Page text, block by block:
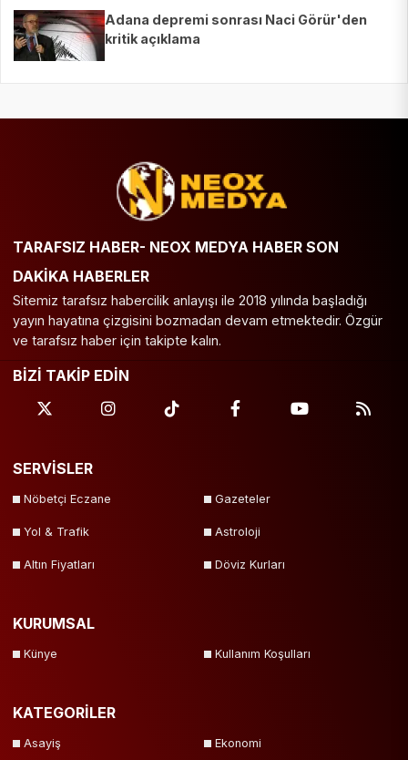
Adana depremi sonrası Naci Görür'den
kritik açıklama
TARAFSIZ HABER- NEOX MEDYA HABER SON
DAKİKA HABERLER
Sitemiz tarafsız habercilik anlayışı ile 2018 yılında başladığı
yayın hayatına çizgisini bozmadan devam etmektedir. Özgür
ve tarafsız haber için takipte kalın.
BİZİ TAKİP EDİN
SERVİSLER
Nöbetçi Eczane Gazeteler
Yol & Trafik Astroloji
Altın Fiyatları Döviz Kurları
KURUMSAL
Künye Kullanım Koşulları
KATEGORİLER
Asayiş Ekonomi